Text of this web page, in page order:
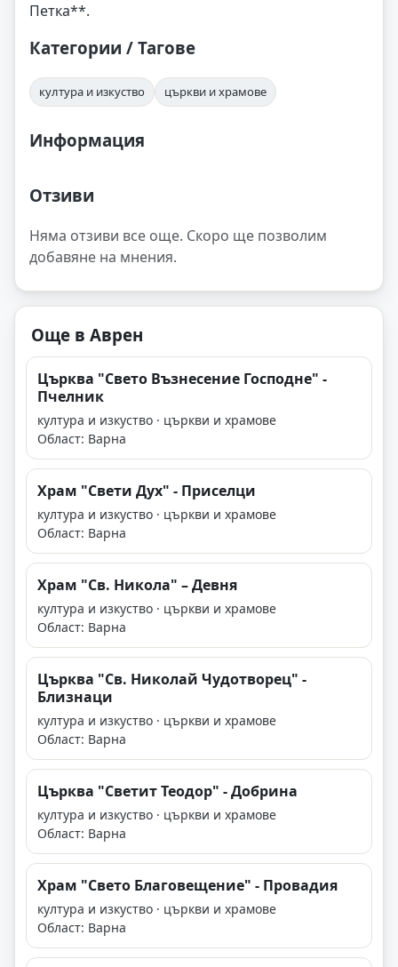
Петка**.
Категории / Тагове
култура и изкуство църкви и храмове
Информация
Отзиви
Няма отзиви все още. Скоро ще позволим
добавяне на мнения.
Още в Аврен
Църква "Свето Възнесение Господне" -
Пчелник
култура и изкуство · църкви и храмове
Област: Варна
Храм "Свети Дух" - Приселци
култура и изкуство · църкви и храмове
Област: Варна
Храм "Св. Никола" – Девня
култура и изкуство · църкви и храмове
Област: Варна
Църква "Св. Николай Чудотворец" -
Близнаци
култура и изкуство · църкви и храмове
Област: Варна
Църква "Светит Теодор" - Добрина
култура и изкуство · църкви и храмове
Област: Варна
Храм "Свето Благовещение" - Провадия
култура и изкуство · църкви и храмове
Област: Варна